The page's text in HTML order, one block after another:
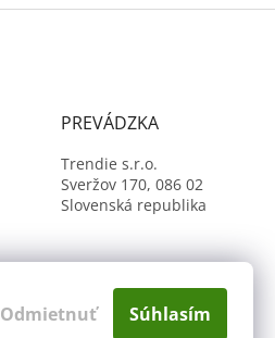
Odmietnuť Súhlasím
PREVÁDZKA
Trendie s.r.o.
Sveržov 170, 086 02
Slovenská republika